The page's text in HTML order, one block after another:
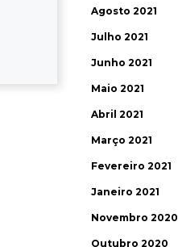
Agosto 2021
Julho 2021
Junho 2021
Maio 2021
Abril 2021
Março 2021
Fevereiro 2021
Janeiro 2021
Novembro 2020
Outubro 2020